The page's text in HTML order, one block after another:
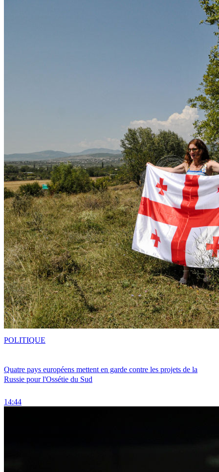
Quatre pays européens mettent en garde contre les projets de la
Russie pour l'Ossétie du Sud
14:44
POLITIQUE